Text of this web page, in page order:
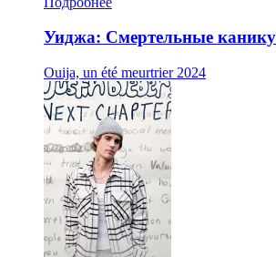
Уиджа: Смертельные
Ouija, un été meurtrier 2024